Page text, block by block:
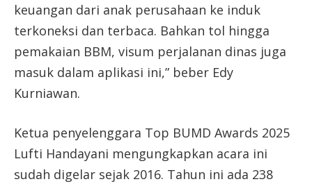
keuangan dari anak perusahaan ke induk
terkoneksi dan terbaca. Bahkan tol hingga
pemakaian BBM, visum perjalanan dinas juga
masuk dalam aplikasi ini,” beber Edy
Kurniawan.
Ketua penyelenggara Top BUMD Awards 2025
Lufti Handayani mengungkapkan acara ini
sudah digelar sejak 2016. Tahun ini ada 238